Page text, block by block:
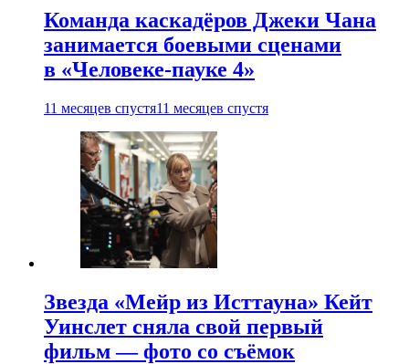
Команда каскадёров Джеки Чана
занимается боевыми сценами
в «Человеке-пауке 4»
11 месяцев спустя11 месяцев спустя
Звезда «Мейр из Исттауна» Кейт
Уинслет сняла свой первый
фильм — фото со съёмок